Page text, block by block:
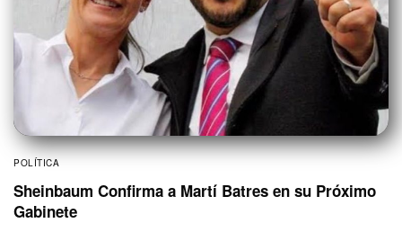
POLÍTICA
Sheinbaum Confirma a Martí Batres en su Próximo
Gabinete